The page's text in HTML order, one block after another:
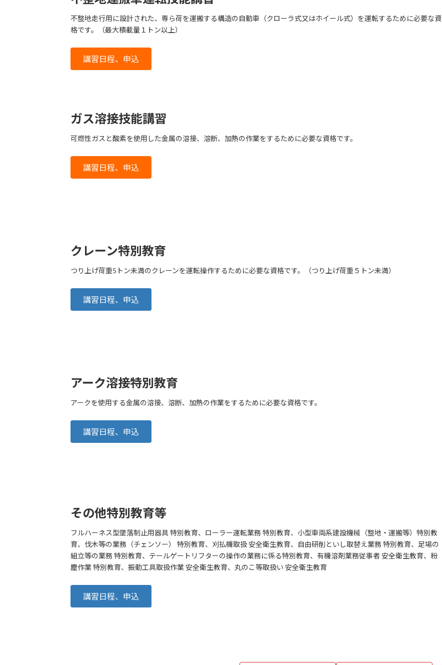
不整地走行用に設計された、専ら荷を運搬する構造の自動車（クローラ式又はホイール式）を運転するために必要な資
格です。（最大積載量１トン以上）
講習日程、申込
ガス溶接技能講習
可燃性ガスと酸素を使用した金属の溶接、溶断、加熱の作業をするために必要な資格です。
講習日程、申込
クレーン特別教育
つり上げ荷重5トン未満のクレーンを運転操作するために必要な資格です。（つり上げ荷重５トン未満）
講習日程、申込
アーク溶接特別教育
アークを使用する金属の溶接、溶断、加熱の作業をするために必要な資格です。
講習日程、申込
その他特別教育等
フルハーネス型墜落制止用器具 特別教育、ローラー運転業務 特別教育、小型車両系建設機械（整地・運搬等）特別教
育、伐木等の業務（チェンソー） 特別教育、刈払機取扱 安全衛生教育、自由研削といし取替え業務 特別教育、足場の
組立等の業務 特別教育、テールゲートリフターの操作の業務に係る特別教育、有機溶剤業務従事者 安全衛生教育、粉
塵作業 特別教育、振動工具取扱作業 安全衛生教育、丸のこ等取扱い 安全衛生教育
講習日程、申込